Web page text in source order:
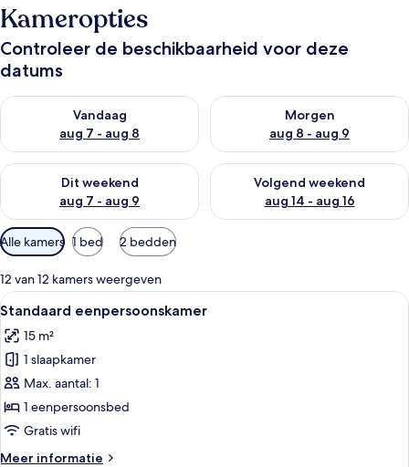
Kameropties
Controleer de beschikbaarheid voor deze
datums
Vandaag
aug 7 - aug 8
De beschikbaarheid controleren voor vanavond aug 7 - aug 8
Morgen
aug 8 - aug 9
De beschikbaarheid
Dit weekend
aug 7 - aug 9
De beschikbaarheid controleren voor dit weekend aug 7 -
Volgend weekend
aug 14 - aug 16
De beschikbaarheid
Beschikbare
filters
voor
kamers
Alle kamers 1 bed 2 bedden
12 van 12 kamers weergeven
Alle
foto's
voor
Standaard
eenpersoonskamer
laden
Een moderne hotelkamer met een
12
Standaard eenpersoonskamer
15 m²
1 slaapkamer
Max. aantal: 1
1 eenpersoonsbed
Gratis wifi
Meer informatie
Meer